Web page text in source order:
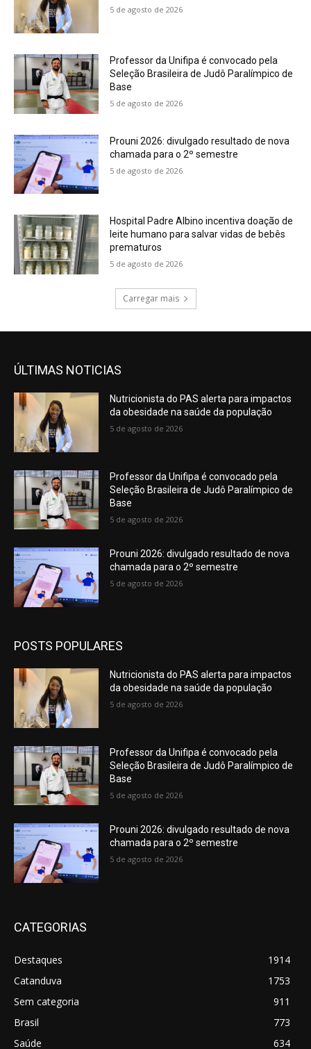
5 de agosto de 2026
Professor da Unifipa é convocado pela
Seleção Brasileira de Judô Paralímpico de
Base
5 de agosto de 2026
Prouni 2026: divulgado resultado de nova
chamada para o 2º semestre
5 de agosto de 2026
Hospital Padre Albino incentiva doação de
leite humano para salvar vidas de bebês
prematuros
5 de agosto de 2026
Carregar mais
ÚLTIMAS NOTICIAS
Nutricionista do PAS alerta para impactos
da obesidade na saúde da população
5 de agosto de 2026
Professor da Unifipa é convocado pela
Seleção Brasileira de Judô Paralímpico de
Base
5 de agosto de 2026
Prouni 2026: divulgado resultado de nova
chamada para o 2º semestre
5 de agosto de 2026
POSTS POPULARES
Nutricionista do PAS alerta para impactos
da obesidade na saúde da população
5 de agosto de 2026
Professor da Unifipa é convocado pela
Seleção Brasileira de Judô Paralímpico de
Base
5 de agosto de 2026
Prouni 2026: divulgado resultado de nova
chamada para o 2º semestre
5 de agosto de 2026
CATEGORIAS
Destaques
1914
Catanduva
1753
Sem categoria
911
Brasil
773
Saúde
634